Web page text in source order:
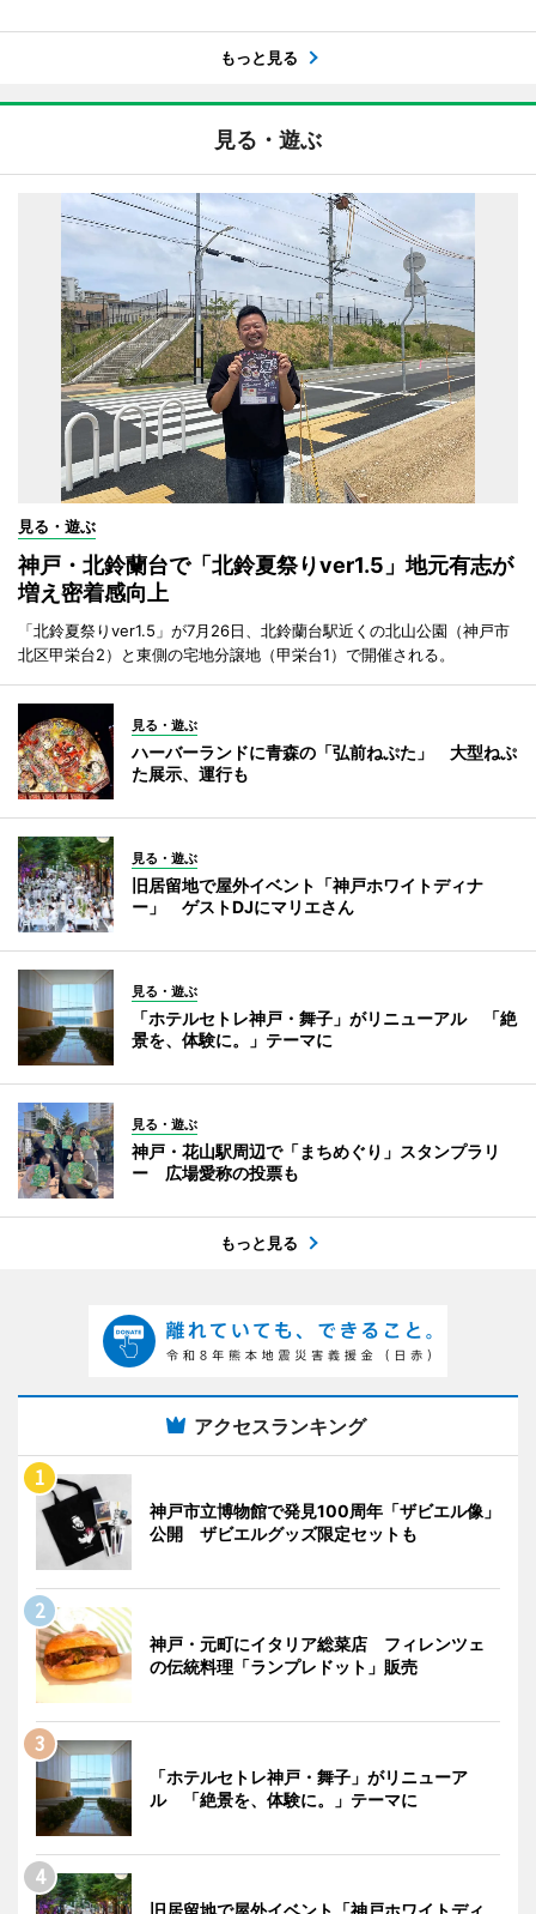
もっと見る
見る・遊ぶ
見る・遊ぶ
神戸・北鈴蘭台で「北鈴夏祭りver1.5」地元有志が
増え密着感向上
「北鈴夏祭りver1.5」が7月26日、北鈴蘭台駅近くの北山公園（神戸市
北区甲栄台2）と東側の宅地分譲地（甲栄台1）で開催される。
見る・遊ぶ
ハーバーランドに青森の「弘前ねぷた」 大型ねぷ
た展示、運行も
見る・遊ぶ
旧居留地で屋外イベント「神戸ホワイトディナ
ー」 ゲストDJにマリエさん
見る・遊ぶ
「ホテルセトレ神戸・舞子」がリニューアル 「絶
景を、体験に。」テーマに
見る・遊ぶ
神戸・花山駅周辺で「まちめぐり」スタンプラリ
ー 広場愛称の投票も
もっと見る
アクセスランキング
神戸市立博物館で発見100周年「ザビエル像」
公開 ザビエルグッズ限定セットも
神戸・元町にイタリア総菜店 フィレンツェ
の伝統料理「ランプレドット」販売
「ホテルセトレ神戸・舞子」がリニューア
ル 「絶景を、体験に。」テーマに
旧居留地で屋外イベント「神戸ホワイトディ